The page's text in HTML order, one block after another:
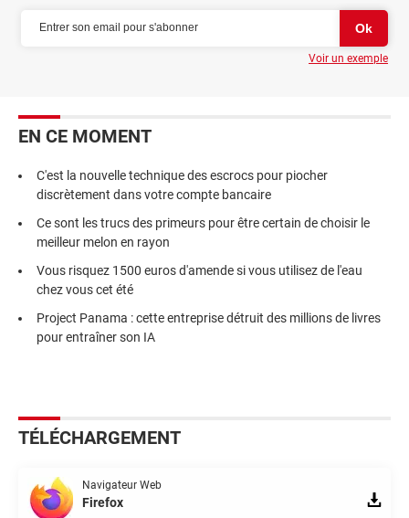
Voir un exemple
EN CE MOMENT
C'est la nouvelle technique des escrocs pour piocher
discrètement dans votre compte bancaire
Ce sont les trucs des primeurs pour être certain de choisir le
meilleur melon en rayon
Vous risquez 1500 euros d'amende si vous utilisez de l'eau
chez vous cet été
Project Panama : cette entreprise détruit des millions de livres
pour entraîner son IA
TÉLÉCHARGEMENT
Navigateur Web
Firefox